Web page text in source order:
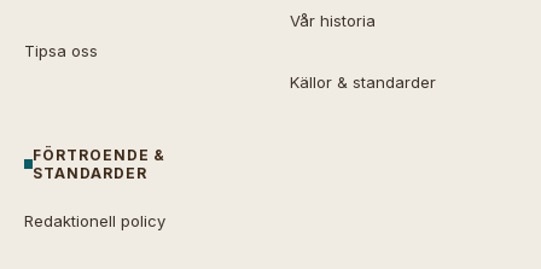
Tipsa oss
Vår historia
Källor & standarder
FÖRTROENDE &
STANDARDER
Redaktionell policy